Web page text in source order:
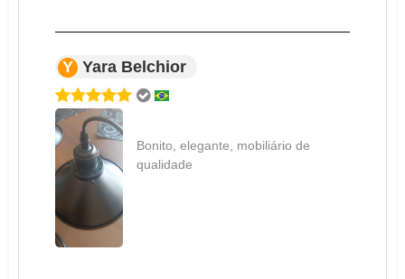
Y Yara Belchior
Bonito, elegante, mobiliário de
qualidade